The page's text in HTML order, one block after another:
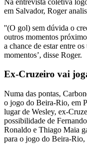
em Salvador, Roger
''(O gol) sem dúvida o
outros momentos
a chance de estar entre
momentos’, disse Roger.
Ex-Cruzeiro vai
Numa das pontas,
o jogo do Beira-Rio, em
lugar de Wesley, ex-
possibilidade de
Ronaldo e Thiago Maia
para o jogo do Beira-Rio,